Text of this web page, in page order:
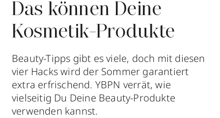
Aktionen
Storefinder
Das können Deine
Kosmetik-Produkte
Beauty-Tipps gibt es viele, doch mit diesen
vier Hacks wird der Sommer garantiert
extra erfrischend. YBPN verrät, wie
vielseitig Du Deine Beauty-Produkte
verwenden kannst.